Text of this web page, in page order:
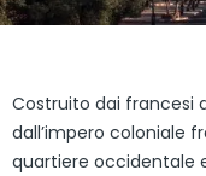
Costruito dai francesi
dall’impero coloniale
quartiere occidentale